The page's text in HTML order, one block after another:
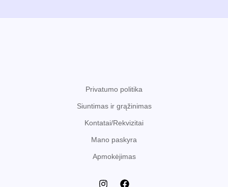
Privatumo politika
Siuntimas ir grąžinimas
Kontatai/Rekvizitai
Mano paskyra
Apmokėjimas